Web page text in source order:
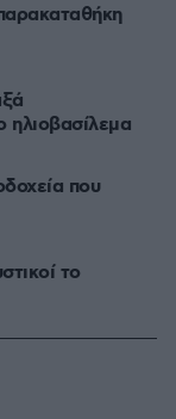
ηλιοβασίλεμα
που
το